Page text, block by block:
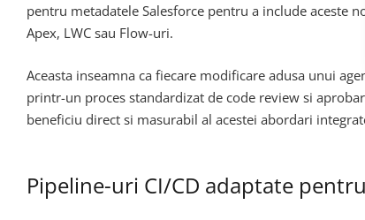
pentru metadatele Salesforce pentru a include aceste
Apex, LWC sau Flow-uri.
Aceasta inseamna ca fiecare modificare adusa unui
printr-un proces standardizat de code review si
beneficiu direct si masurabil al acestei abordari
Pipeline-uri CI/CD adaptate